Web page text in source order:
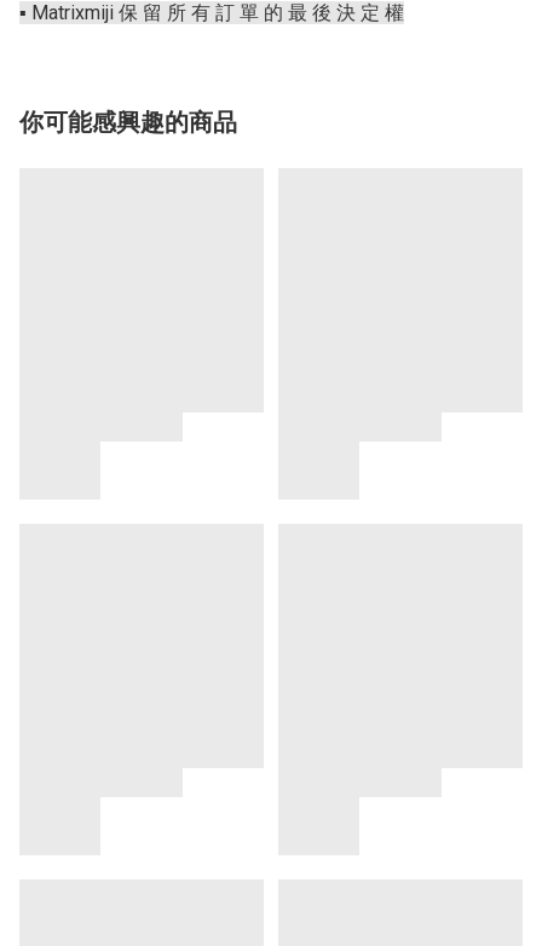
▪️ Matrixmiji 保 留 所 有 訂 單 的 最 後 決 定 權
你可能感興趣的商品